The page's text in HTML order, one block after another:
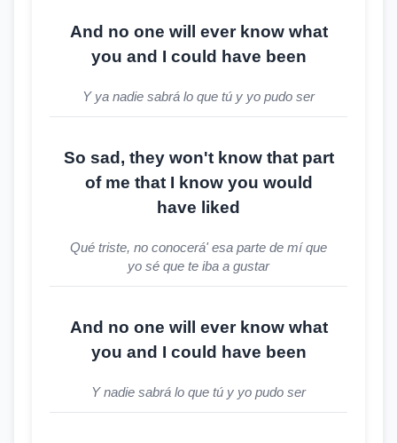
And no one will ever know what
you and I could have been
Y ya nadie sabrá lo que tú y yo pudo ser
So sad, they won't know that part
of me that I know you would
have liked
Qué triste, no conocerá' esa parte de mí que
yo sé que te iba a gustar
And no one will ever know what
you and I could have been
Y nadie sabrá lo que tú y yo pudo ser